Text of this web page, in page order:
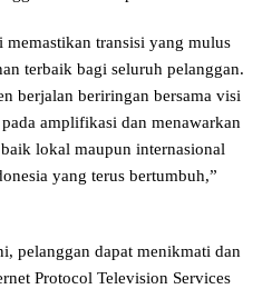
memastikan transisi yang mulus
terbaik bagi seluruh pelanggan.
berjalan beriringan bersama visi
amplifikasi dan menawarkan
lokal maupun internasional
yang terus bertumbuh,”
pelanggan dapat menikmati dan
Protocol Television Services